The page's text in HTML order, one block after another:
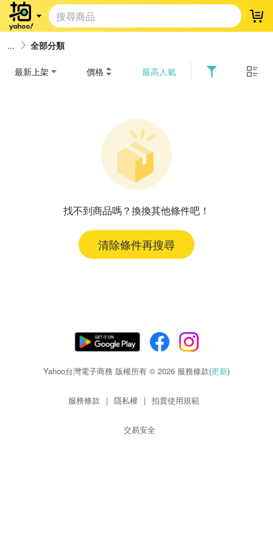
登
全部分類
最新上架 價格 最高人氣
找不到商品嗎？換換其他條件吧！
清除條件再搜尋
Yahoo台灣電子商務 版權所有 © 2026 服務條款(更新)
服務條款 | 隱私權 | 拍賣使用規範
交易安全